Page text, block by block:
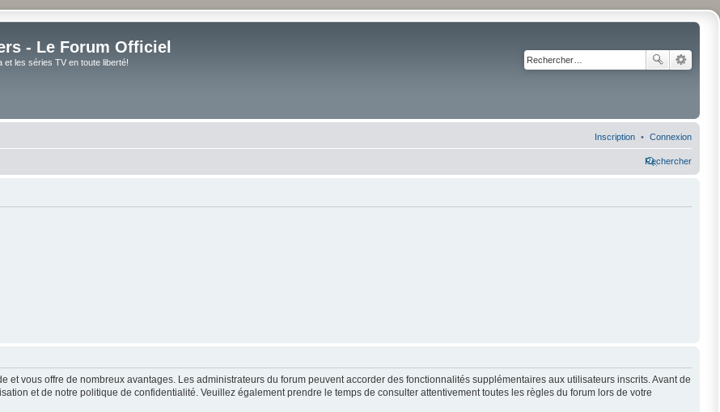
- Le Forum Officiel
les séries TV en toute liberté!
Connexion
Inscription
Rechercher
et vous offre de nombreux avantages. Les administrateurs du forum peuvent accorder des fonctionnalités supplémentaires aux utilisateurs inscrits. Avant de
et de notre politique de confidentialité. Veuillez également prendre le temps de consulter attentivement toutes les règles du forum lors de votre